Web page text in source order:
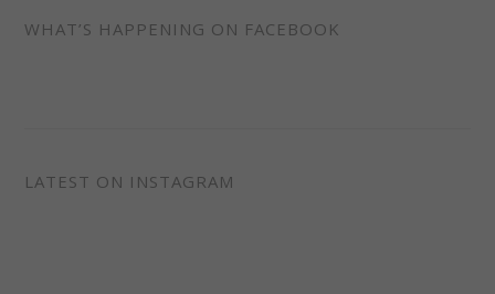
WHAT’S HAPPENING ON FACEBOOK
LATEST ON INSTAGRAM